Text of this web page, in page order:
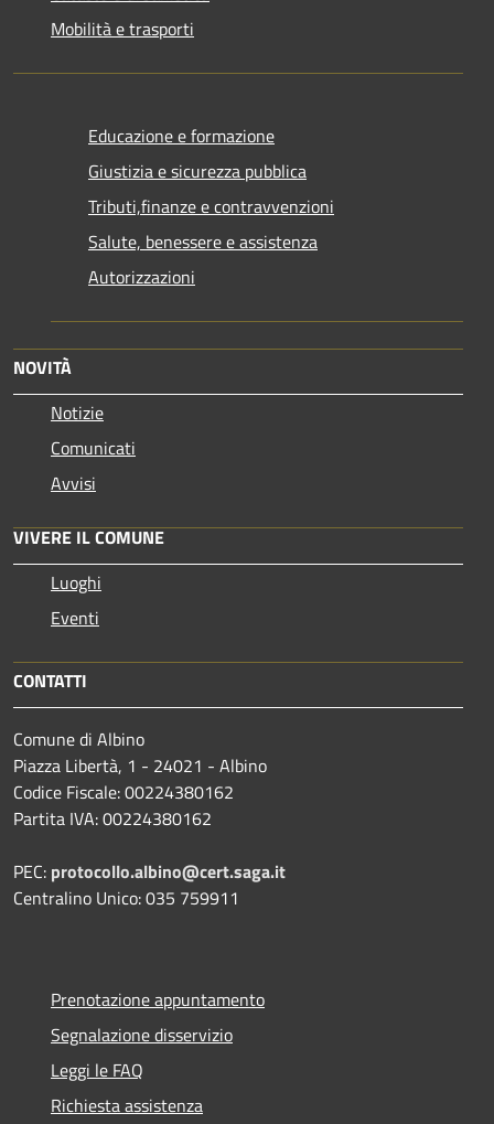
Mobilità e trasporti
Educazione e formazione
Giustizia e sicurezza pubblica
Tributi,finanze e contravvenzioni
Salute, benessere e assistenza
Autorizzazioni
NOVITÀ
Notizie
Comunicati
Avvisi
VIVERE IL COMUNE
Luoghi
Eventi
CONTATTI
Comune di Albino
Piazza Libertà, 1 - 24021 - Albino
Codice Fiscale: 00224380162
Partita IVA: 00224380162
PEC: protocollo.albino@cert.saga.it
Centralino Unico: 035 759911
Prenotazione appuntamento
Segnalazione disservizio
Leggi le FAQ
Richiesta assistenza